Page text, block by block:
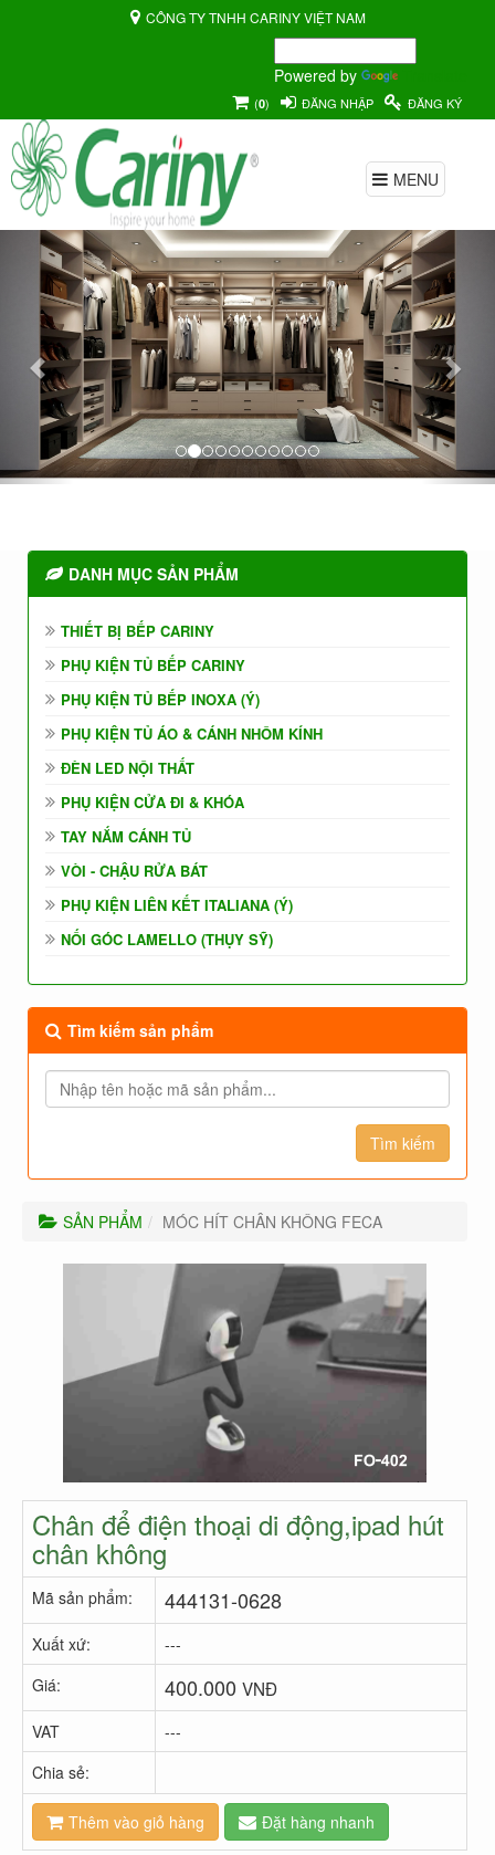
CÔNG TY TNHH CARINY VIỆT NAM
Powered by
(0) ĐĂNG NHẬP ĐĂNG KÝ
MENU
Previous
DANH MỤC SẢN PHẨM
THIẾT BỊ BẾP CARINY
PHỤ KIỆN TỦ BẾP CARINY
PHỤ KIỆN TỦ BẾP INOXA (Ý)
PHỤ KIỆN TỦ ÁO & CÁNH NHÔM KÍNH
ĐÈN LED NỘI THẤT
PHỤ KIỆN CỬA ĐI & KHÓA
TAY NẮM CÁNH TỦ
VÒI - CHẬU RỬA BÁT
PHỤ KIỆN LIÊN KẾT ITALIANA (Ý)
NỐI GÓC LAMELLO (THỤY SỸ)
Tìm kiếm sản phẩm
SẢN PHẨM MÓC HÍT CHÂN KHÔNG FECA
Chân để điện thoại di động,ipad hút
chân không
Mã sản phẩm: 444131-0628
Xuất xứ:
---
Giá:
400.000 VNĐ
VAT
---
Chia sẻ:
Thêm vào giỏ hàng Đặt hàng nhanh